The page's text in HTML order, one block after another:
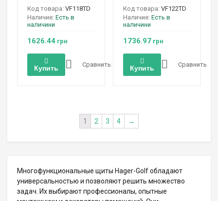
Код товара: VF118TD
Наличие: Есть в
наличини
1626.44 грн
Купить Сравнить
Код товара: VF122TD
Наличие: Есть в
наличини
1736.97грн
Купить Сравнить
1 2 3 4 →
Многофункциональные щиты Hager-Golf обладают
универсальностью и позволяют решить множество
задач. Их выбирают профессионалы, опытные